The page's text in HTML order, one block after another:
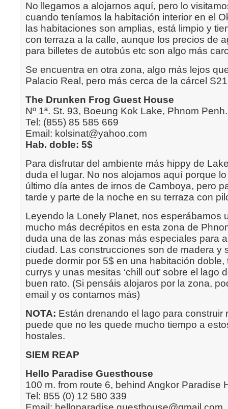
No llegamos a alojarnos aquí, pero lo
cuando teníamos la habitación interior en el
las habitaciones son amplias, está limpio y
con terraza a la calle, aunque los precios de
para billetes de autobús etc son algo más
Se encuentra en otra zona, algo más lejos
Palacio Real, pero más cerca de la cárcel
The Drunken Frog Guest House
Nº 1ª. St. 93, Boeung Kok Lake, Phnom Penh.
Tel: (855) 85 585 669
Email: kolsinat@yahoo.com
Hab. doble: 5$
Para disfrutar del ambiente más hippy de
duda el lugar. No nos alojamos aquí porque
último día antes de irnos de Camboya, pero
tarde y parte de la noche en su terraza con
Leyendo la Lonely Planet, nos esperábamos
mucho más decrépitos en esta zona de
duda una de las zonas más especiales para
ciudad. Las construcciones son de madera y
puede dormir por 5$ en una habitación
currys y unas mesitas ‘chill out’ sobre el lago
buen rato. (Si pensáis alojaros por la zona,
email y os contamos más)
NOTA: Están drenando el lago para construir
puede que no les quede mucho tiempo a
hostales.
SIEM REAP
Hello Paradise Guesthouse
100 m. from route 6, behind Angkor Paradise
Tel: 855 (0) 12 580 339